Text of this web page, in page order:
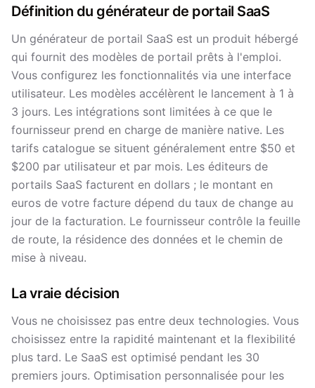
Définition du générateur de portail SaaS
Un générateur de portail SaaS est un produit hébergé
qui fournit des modèles de portail prêts à l'emploi.
Vous configurez les fonctionnalités via une interface
utilisateur. Les modèles accélèrent le lancement à 1 à
3 jours. Les intégrations sont limitées à ce que le
fournisseur prend en charge de manière native. Les
tarifs catalogue se situent généralement entre $50 et
$200 par utilisateur et par mois. Les éditeurs de
portails SaaS facturent en dollars ; le montant en
euros de votre facture dépend du taux de change au
jour de la facturation. Le fournisseur contrôle la feuille
de route, la résidence des données et le chemin de
mise à niveau.
La vraie décision
Vous ne choisissez pas entre deux technologies. Vous
choisissez entre la rapidité maintenant et la flexibilité
plus tard. Le SaaS est optimisé pendant les 30
premiers jours. Optimisation personnalisée pour les